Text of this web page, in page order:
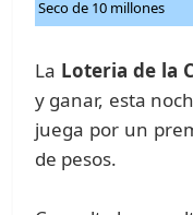
Seco de 10 millones
La Loteria de la
y ganar, esta
juega por un
de pesos.